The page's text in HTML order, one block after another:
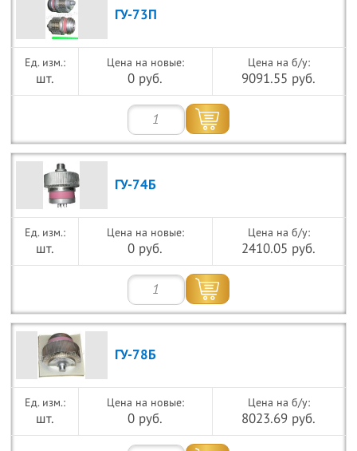
ГУ-73П
шт.
Цена на новые:
0 руб.
Цена на б/у:
9091.55 руб.
ГУ-74Б
шт.
Цена на новые:
0 руб.
Цена на б/у:
2410.05 руб.
ГУ-78Б
шт.
Цена на новые:
0 руб.
Цена на б/у:
8023.69 руб.